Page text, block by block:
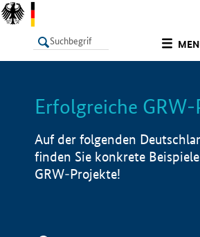
LISTE
Erfolgreiche
Auf der folgenden
finden Sie konkrete
GRW-Projekte!